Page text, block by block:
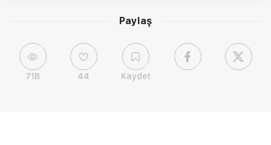
Paylaş
71B 44 Kaydet